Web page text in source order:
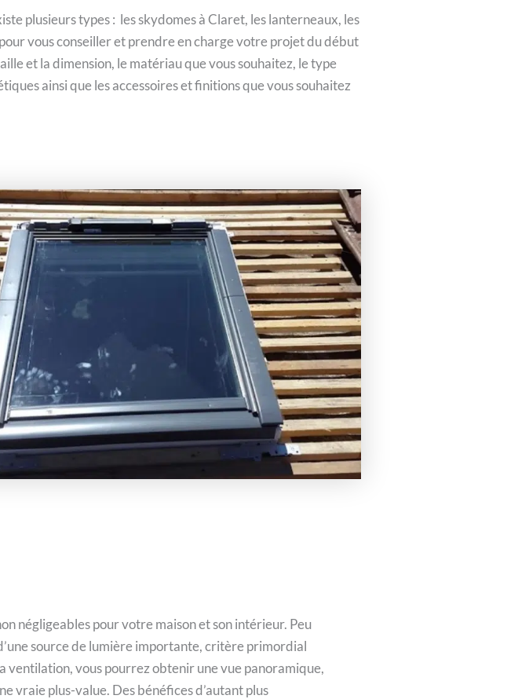
plusieurs types : les skydomes à Claret, les lanterneaux, les
vous conseiller et prendre en charge votre projet du début
et la dimension, le matériau que vous souhaitez, le type
ainsi que les accessoires et finitions que vous souhaitez
négligeables pour votre maison et son intérieur. Peu
source de lumière importante, critère primordial
ventilation, vous pourrez obtenir une vue panoramique,
vraie plus-value. Des bénéfices d’autant plus